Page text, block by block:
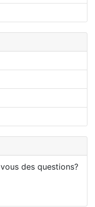
des questions?